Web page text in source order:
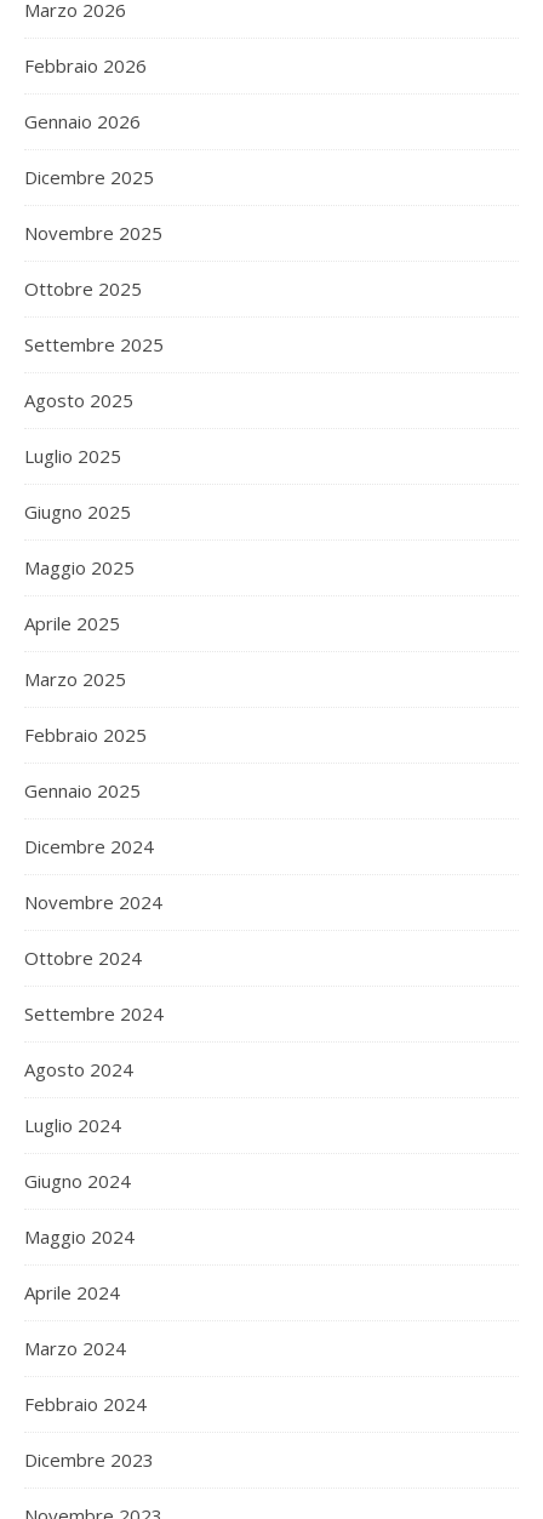
Marzo 2026
Febbraio 2026
Gennaio 2026
Dicembre 2025
Novembre 2025
Ottobre 2025
Settembre 2025
Agosto 2025
Luglio 2025
Giugno 2025
Maggio 2025
Aprile 2025
Marzo 2025
Febbraio 2025
Gennaio 2025
Dicembre 2024
Novembre 2024
Ottobre 2024
Settembre 2024
Agosto 2024
Luglio 2024
Giugno 2024
Maggio 2024
Aprile 2024
Marzo 2024
Febbraio 2024
Dicembre 2023